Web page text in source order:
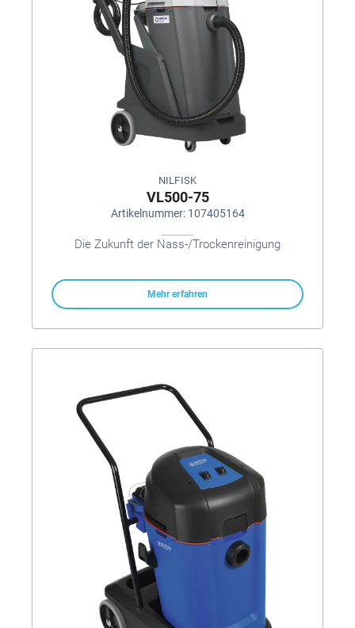
NILFISK
VL500-75
Artikelnummer: 107405164
Die Zukunft der Nass-/Trockenreinigung
Mehr erfahren